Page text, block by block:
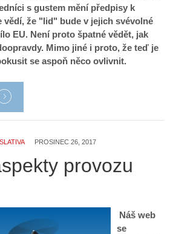
s gustem mění předpisy k
vědí, že "lid" bude v jejich svévolné
EU. Není proto špatné vědět, jak
Mimo jiné i proto, že teď je
se aspoň něco ovlivnit.
PROSINEC 26, 2017
provozu
Náš web
se